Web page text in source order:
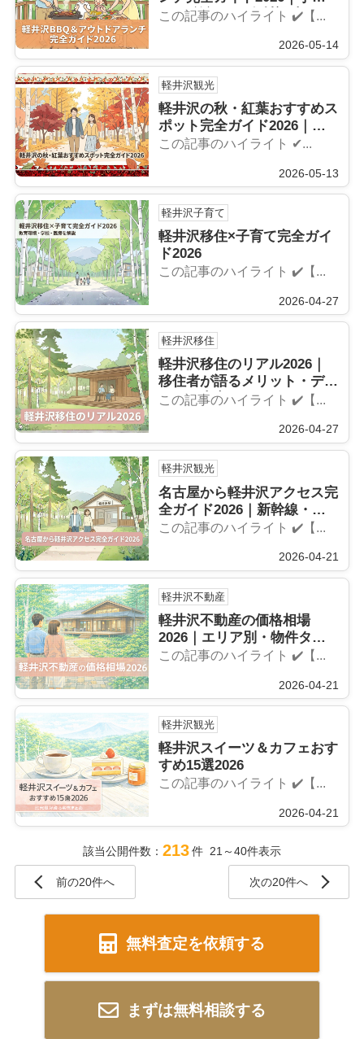
らOK施設から食材調達まで
この記事のハイライト ✔️【...
2026-05-14
軽井沢観光
軽井沢の秋・紅葉おすすめス
ポット完全ガイド2026｜見
頃と混雑情報
この記事のハイライト ✔...
2026-05-13
軽井沢子育て
軽井沢移住×子育て完全ガイ
ド2026
この記事のハイライト ✔️【...
2026-04-27
軽井沢移住
軽井沢移住のリアル2026｜
移住者が語るメリット・デメ
リット本音
この記事のハイライト ✔️【...
2026-04-27
軽井沢観光
名古屋から軽井沢アクセス完
全ガイド2026｜新幹線・
車・バスを比較
この記事のハイライト ✔️【...
2026-04-21
軽井沢不動産
軽井沢不動産の価格相場
2026｜エリア別・物件タイ
プ別の最新動向
この記事のハイライト ✔️【...
2026-04-21
軽井沢観光
軽井沢スイーツ＆カフェおす
すめ15選2026
この記事のハイライト ✔️【...
2026-04-21
該当公開件数： 213件 21～40件表示
前の20件へ 次の20件へ
無料査定を依頼する
まずは無料相談する